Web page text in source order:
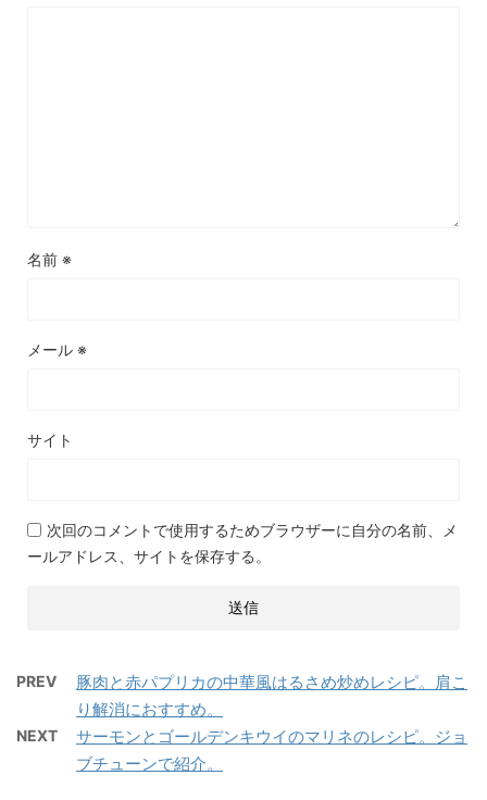
名前 ※
メール ※
サイト
次回のコメントで使用するためブラウザーに自分の名前、メ
ールアドレス、サイトを保存する。
PREV
豚肉と赤パプリカの中華風はるさめ炒めレシピ。肩こ
り解消におすすめ。
NEXT
サーモンとゴールデンキウイのマリネのレシピ。ジョ
ブチューンで紹介。